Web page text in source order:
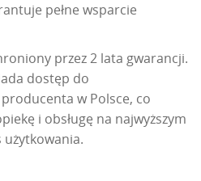
pełne wsparcie
przez 2 lata gwarancji.
dostęp do
w Polsce, co
i obsługę na najwyższym
użytkowania.